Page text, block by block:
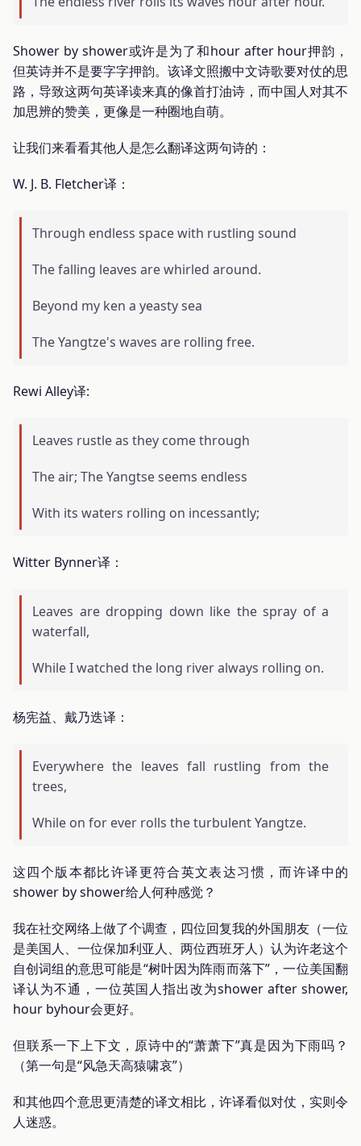
Shower by shower或许是为了和hour after hour押韵，
但英诗并不是要字字押韵。该译文照搬中文诗歌要对仗的思
路，导致这两句英译读来真的像首打油诗，而中国人对其不
加思辨的赞美，更像是一种圈地自萌。
让我们来看看其他人是怎么翻译这两句诗的：
W. J. B. Fletcher译：
Through endless space with rustling sound
The falling leaves are whirled around.
Beyond my ken a yeasty sea
The Yangtze's waves are rolling free.
Rewi Alley译:
Leaves rustle as they come through
The air; The Yangtse seems endless
With its waters rolling on incessantly;
Witter Bynner译：
Leaves are dropping down like the spray of a
waterfall,
While I watched the long river always rolling on.
杨宪益、戴乃迭译：
Everywhere the leaves fall rustling from the
trees,
While on for ever rolls the turbulent Yangtze.
这四个版本都比许译更符合英文表达习惯，而许译中的
shower by shower给人何种感觉？
我在社交网络上做了个调查，四位回复我的外国朋友（一位
是美国人、一位保加利亚人、两位西班牙人）认为许老这个
自创词组的意思可能是“树叶因为阵雨而落下”，一位美国翻
译认为不通，一位英国人指出改为shower after shower,
hour byhour会更好。
但联系一下上下文，原诗中的“萧萧下”真是因为下雨吗？
（第一句是“风急天高猿啸哀”）
和其他四个意思更清楚的译文相比，许译看似对仗，实则令
人迷惑。